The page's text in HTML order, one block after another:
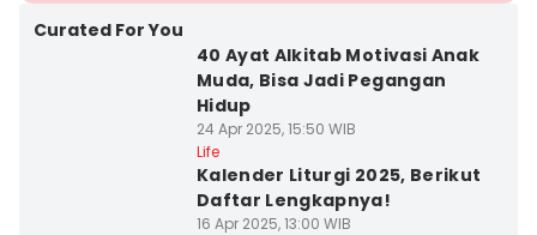
Curated For You
40 Ayat Alkitab Motivasi Anak
Muda, Bisa Jadi Pegangan
Hidup
24 Apr 2025, 15:50 WIB
Life
Kalender Liturgi 2025, Berikut
Daftar Lengkapnya!
16 Apr 2025, 13:00 WIB